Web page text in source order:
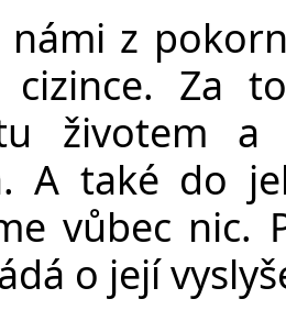
z
cizince. Za
životem
A také do
vůbec nic.
o její